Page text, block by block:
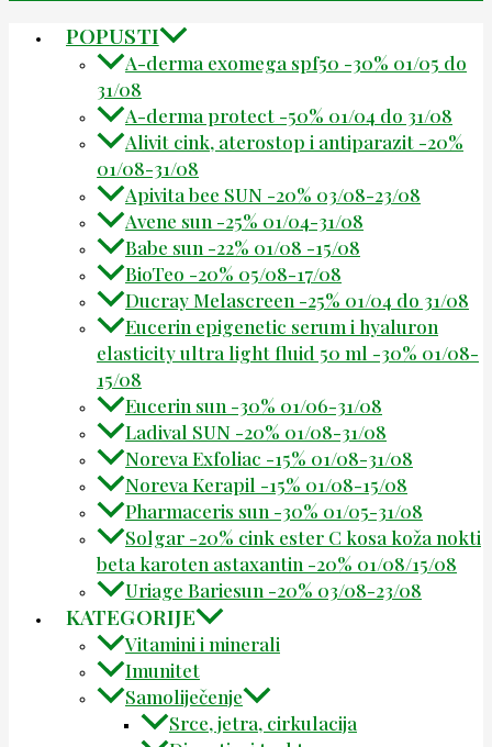
POPUSTI
A-derma exomega spf50 -30% 01/05 do
31/08
A-derma protect -50% 01/04 do 31/08
Alivit cink, aterostop i antiparazit -20%
01/08-31/08
Apivita bee SUN -20% 03/08-23/08
Avene sun -25% 01/04-31/08
Babe sun -22% 01/08 -15/08
BioTeo -20% 05/08-17/08
Ducray Melascreen -25% 01/04 do 31/08
Eucerin epigenetic serum i hyaluron
elasticity ultra light fluid 50 ml -30% 01/08-
15/08
Eucerin sun -30% 01/06-31/08
Ladival SUN -20% 01/08-31/08
Noreva Exfoliac -15% 01/08-31/08
Noreva Kerapil -15% 01/08-15/08
Pharmaceris sun -30% 01/05-31/08
Solgar -20% cink ester C kosa koža nokti
beta karoten astaxantin -20% 01/08/15/08
Uriage Bariesun -20% 03/08-23/08
KATEGORIJE
Vitamini i minerali
Imunitet
Samoliječenje
Srce, jetra, cirkulacija